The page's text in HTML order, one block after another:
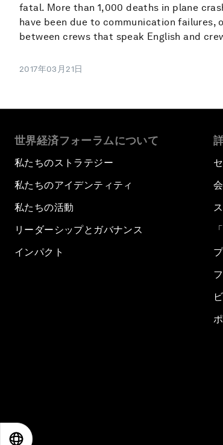
fatal. More than 1,000 deaths in plane
have been due to communication failures,
between crews that speak English and
2017年03月21日
世界経済フォーラムについて
私たちのストラテジー
私たちのアイデンティティ
私たちの活動
リーダーシップとガバナンス
インパクト